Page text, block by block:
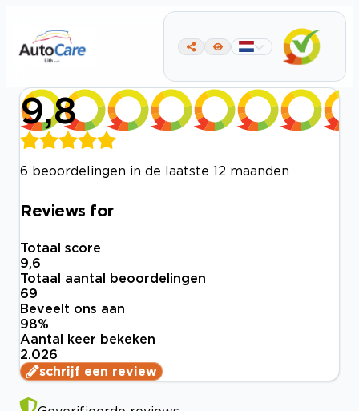
9,8
6 beoordelingen in de laatste 12 maanden
Reviews for
Totaal score
9,6
Totaal aantal beoordelingen
69
Beveelt ons aan
98%
Aantal keer bekeken
2.026
schrijf een review